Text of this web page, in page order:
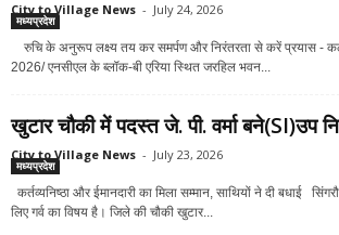
City to Village News - July 24, 2026
मध्यप्रदेश
रुचि के अनुरूप लक्ष्य तय कर समर्पण और निरंतरता से करें प्रयास -
2026/ एनसीएल के ब्लॉक-बी एरिया स्थित जरहिल भवन...
खुटार चौकी में पदस्त जे. पी. वर्मा बने(SI)उप
City to Village News - July 23, 2026
मध्यप्रदेश
कर्तव्यनिष्ठा और ईमानदारी का मिला सम्मान, साथियों ने दी बधाई
लिए गर्व का विषय है। जिले की चौकी खुटार...